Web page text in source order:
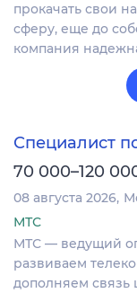
прокачать свои
сферу, еще до
компания
Специалист
70 000–120
08 августа 2026
МТС
МТС — ведущий
развиваем
дополняем